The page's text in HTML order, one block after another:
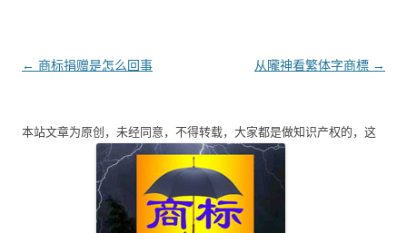
文
航
← 商标捐赠是怎么回事 从隴神看繁体字商標 →
本站文章为原创，未经同意，不得转载，大家都是做知识产权的，这